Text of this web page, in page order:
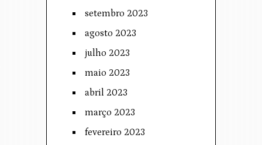
setembro 2023
agosto 2023
julho 2023
maio 2023
abril 2023
março 2023
fevereiro 2023